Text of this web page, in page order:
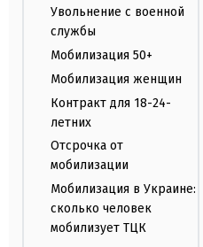
Увольнение с военной
службы
Мобилизация 50+
Мобилизация женщин
Контракт для 18-24-
летних
Отсрочка от
мобилизации
Мобилизация в Украине:
сколько человек
мобилизует ТЦК